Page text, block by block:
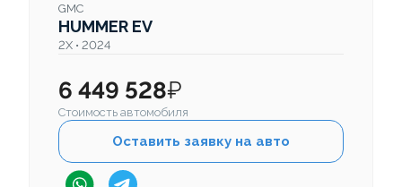
GMC
HUMMER EV
2X • 2024
6 449 528₽
Стоимость автомобиля
Оставить заявку на авто